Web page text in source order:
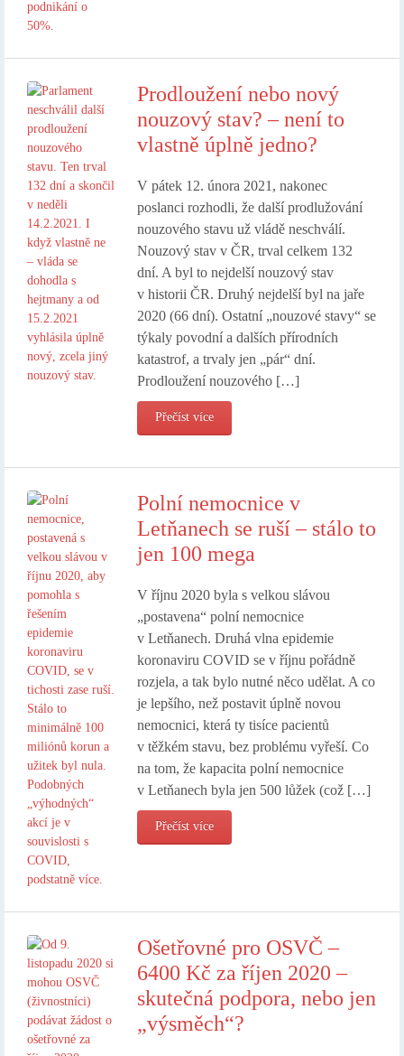
Prodloužení nebo nový
nouzový stav? – není to
vlastně úplně jedno?
V pátek 12. února 2021, nakonec
poslanci rozhodli, že další prodlužování
nouzového stavu už vládě neschválí.
Nouzový stav v ČR, trval celkem 132
dní. A byl to nejdelší nouzový stav
v historii ČR. Druhý nejdelší byl na jaře
2020 (66 dní). Ostatní „nouzové stavy“ se
týkaly povodní a dalších přírodních
katastrof, a trvaly jen „pár“ dní.
Prodloužení nouzového […]
Přečíst více
Polní nemocnice v
Letňanech se ruší – stálo to
jen 100 mega
V říjnu 2020 byla s velkou slávou
„postavena“ polní nemocnice
v Letňanech. Druhá vlna epidemie
koronaviru COVID se v říjnu pořádně
rozjela, a tak bylo nutné něco udělat. A co
je lepšího, než postavit úplně novou
nemocnici, která ty tisíce pacientů
v těžkém stavu, bez problému vyřeší. Co
na tom, že kapacita polní nemocnice
v Letňanech byla jen 500 lůžek (což […]
Přečíst více
Ošetřovné pro OSVČ –
6400 Kč za říjen 2020 –
skutečná podpora, nebo jen
„výsměch“?